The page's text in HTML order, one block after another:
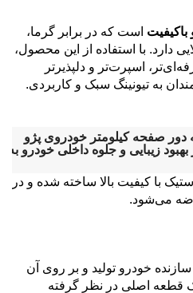
باکیفیت است که در برابر گرما،
دارد. با استفاده از این محصول،
اسپرت‌تر و دلپذیرتر
به تیونینگ سبک و کاربردی.
صفحه کیلومتر خودروی پژو
زیبایی و جلوه داخلی خودرو به
با کیفیت بالا ساخته شده و در
می‌شود.
خودرو تولید و بر روی آن
قطعه اصلی در نظر گرفته